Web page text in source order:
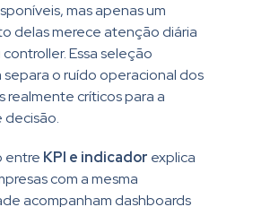
mas apenas um
delas merece atenção diária
Essa seleção
o ruído operacional dos
realmente críticos para a
entre KPI e indicador explica
com a mesma
acompanham dashboards